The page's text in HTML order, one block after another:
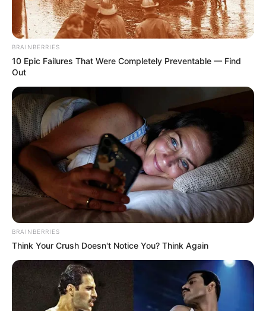
BRAINBERRIES
10 Epic Failures That Were Completely Preventable — Find
Out
BRAINBERRIES
Think Your Crush Doesn't Notice You? Think Again